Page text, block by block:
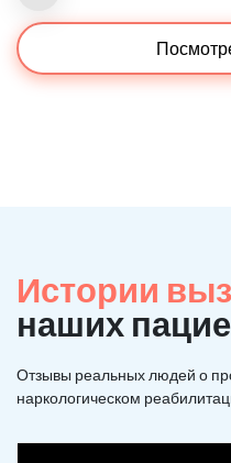
Истории
наших
Отзывы реальных людей о
наркологическом